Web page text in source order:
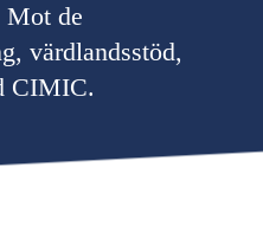
Mot de
värdlandsstöd,
CIMIC.